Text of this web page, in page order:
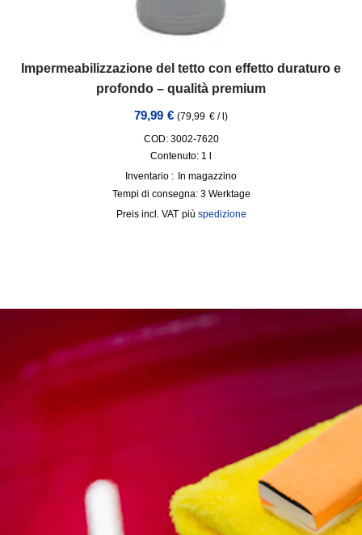
Impermeabilizzazione del tetto con effetto duraturo e
profondo – qualità premium
79,99 € (79,99 € /l)
COD: 3002-7620
Contenuto: 1
Inventario : In magazzino
Tempi di consegna: 3 Werktage
incl. VAT più spedizione